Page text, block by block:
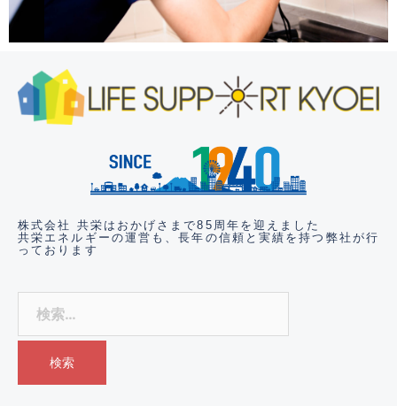
株式会社 共栄はおかげさまで85周年を迎えました
共栄エネルギーの運営も、長年の信頼と実績 を持つ弊社が行
っております